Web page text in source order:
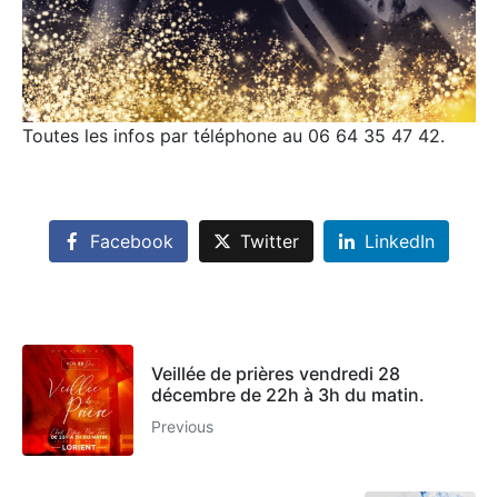
Toutes les infos par téléphone au 06 64 35 47 42.
Facebook Twitter LinkedIn
Veillée de prières vendredi 28
décembre de 22h à 3h du matin.
Previous